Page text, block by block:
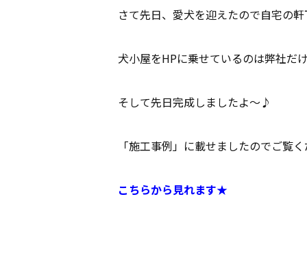
さて先日、愛犬を迎えたので自宅の
犬小屋をHPに乗せているのは弊社だ
そして先日完成しましたよ～♪
「施工事例」に載せましたのでご覧
こちらから見れます★